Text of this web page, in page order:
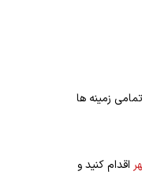
زمینه ها
اقدام کنید و